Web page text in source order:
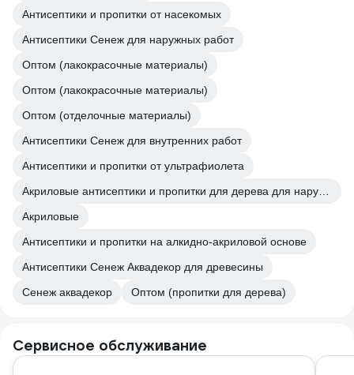
Антисептики и пропитки от насекомых
Антисептики Сенеж для наружных работ
Оптом (лакокрасочные материалы)
Оптом (лакокрасочные материалы)
Оптом (отделочные материалы)
Антисептики Сенеж для внутренних работ
Антисептики и пропитки от ультрафиолета
Акриловые
Антисептики и пропитки на алкидно-акриловой основе
Антисептики Сенеж Аквадекор для древесины
Сенеж аквадекор
Оптом (пропитки для дерева)
Сервисное обслуживание